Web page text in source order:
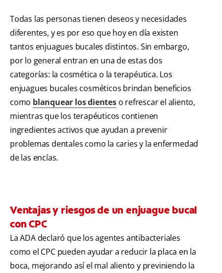
Todas las personas tienen deseos y necesidades
diferentes, y es por eso que hoy en día existen
tantos enjuagues bucales distintos. Sin embargo,
por lo general entran en una de estas dos
categorías: la cosmética o la terapéutica. Los
enjuagues bucales cosméticos brindan beneficios
como blanquear los dienteso refrescar el aliento,
mientras que los terapéuticos contienen
ingredientes activos que ayudan a prevenir
problemas dentales como la caries y la enfermedad
de las encías.
Ventajas y riesgos de un enjuague bucal
con CPC
La ADA declaró que los agentes antibacteriales
como el CPC pueden ayudar a reducir la placa en la
boca, mejorando así el mal aliento y previniendo la